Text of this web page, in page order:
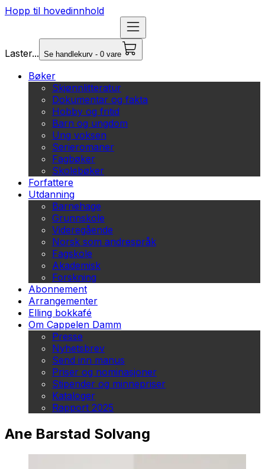
Hopp til hovedinnhold
Laster... Se handlekurv - 0 vare
Bøker
Skjønnlitteratur
Dokumentar og fakta
Hobby og fritid
Barn og ungdom
Ung voksen
Serieromaner
Fagbøker
Skolebøker
Forfattere
Utdanning
Barnehage
Grunnskole
Videregående
Norsk som andrespråk
Fagskole
Akademisk
Forskning
Abonnement
Arrangementer
Elling bokkafé
Om Cappelen Damm
Presse
Nyhetsbrev
Send inn manus
Priser og nominasjoner
Stipender og minnepriser
Kataloger
Rapport 2025
Ane Barstad Solvang